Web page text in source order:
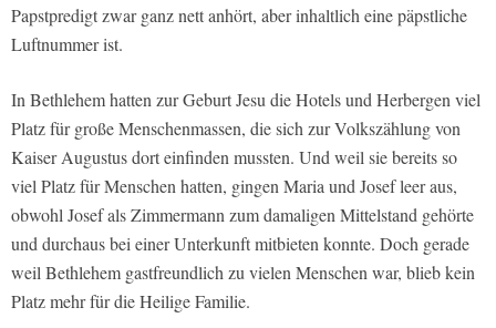
Papstpredigt zwar ganz nett anhört, aber inhaltlich eine päpstliche
Luftnummer ist.
In Bethlehem hatten zur Geburt Jesu die Hotels und Herbergen viel
Platz für große Menschenmassen, die sich zur Volkszählung von
Kaiser Augustus dort einfinden mussten. Und weil sie bereits so
viel Platz für Menschen hatten, gingen Maria und Josef leer aus,
obwohl Josef als Zimmermann zum damaligen Mittelstand gehörte
und durchaus bei einer Unterkunft mitbieten konnte. Doch gerade
weil Bethlehem gastfreundlich zu vielen Menschen war, blieb kein
Platz mehr für die Heilige Familie.